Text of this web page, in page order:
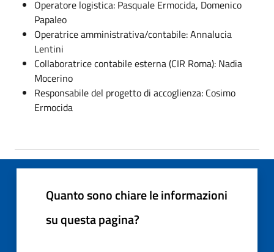
Operatore logistica: Pasquale Ermocida, Domenico
Papaleo
Operatrice amministrativa/contabile: Annalucia
Lentini
Collaboratrice contabile esterna (CIR Roma): Nadia
Mocerino
Responsabile del progetto di accoglienza: Cosimo
Ermocida
Quanto sono chiare le informazioni
su questa pagina?